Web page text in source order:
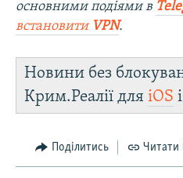
основними подіями в
встановити VPN.
Новини без
Крим.Реалії дляiOS
Поділитись Читати